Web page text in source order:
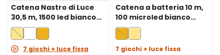
Catena Nastro di Luce
30,5 m, 1500 led bianco
caldo, cavo trasparente
7 giochi + luce fissa
Catena a batteria 10 m,
100 microled bianco
extra caldo, cavo metal
rame
7 giochi + luce fissa